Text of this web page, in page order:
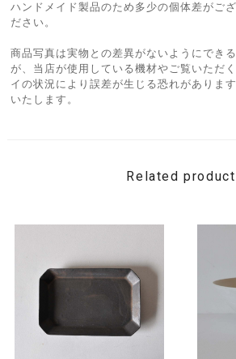
ハンドメイド製品のため多少の個体差がご
ださい。
商品写真は実物との差異がないようにでき
が、当店が使用している機材やご覧いただ
イの状況により誤差が生じる恐れがありま
いたします。
Related product